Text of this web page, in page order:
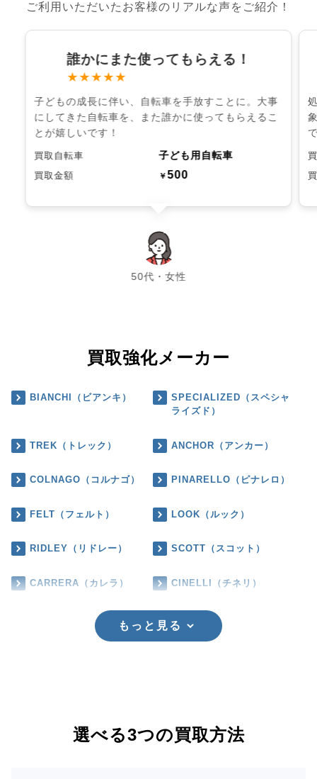
ご利用いただいたお客様のリアルな声をご紹介！
誰かにまた使ってもらえる！
★★★★★
子どもの成長に伴い、自転車を手放すことに。大事
にしてきた自転車を、また誰かに使ってもらえるこ
とが嬉しいです！
買取自転車 子ども用自転車
買取金額 ￥500
50代・女性
chevron_left chevron_right
買取強化メーカー
BIANCHI（ビアンキ）
SPECIALIZED（スペシャ
ライズド）
TREK（トレック） ANCHOR（アンカー）
COLNAGO（コルナゴ） PINARELLO（ピナレロ）
FELT（フェルト） LOOK（ルック）
RIDLEY（リドレー） SCOTT（スコット）
CARRERA（カレラ） CINELLI（チネリ）
もっと見る
選べる3つの買取方法